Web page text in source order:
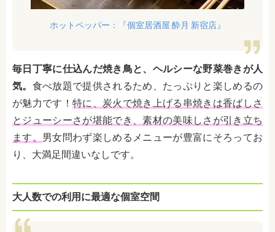
ホットペッパー：『個室居酒屋 酔月 新宿店』
毎日丁寧に仕込んだ焼き鳥と、ヘルシーな野菜巻きが人
気。 食べ放題で提供されるため、たっぷりと楽しめるの
が魅力です！ 特に、炭火で焼き上げる串焼きは香ばしさ
とジューシーさが堪能でき、素材の美味しさが引き立ち
ます。 男女問わず楽しめるメニューが豊富にそろってお
り、大満足間違いなしです。
大人数での利用に最適な個室空間